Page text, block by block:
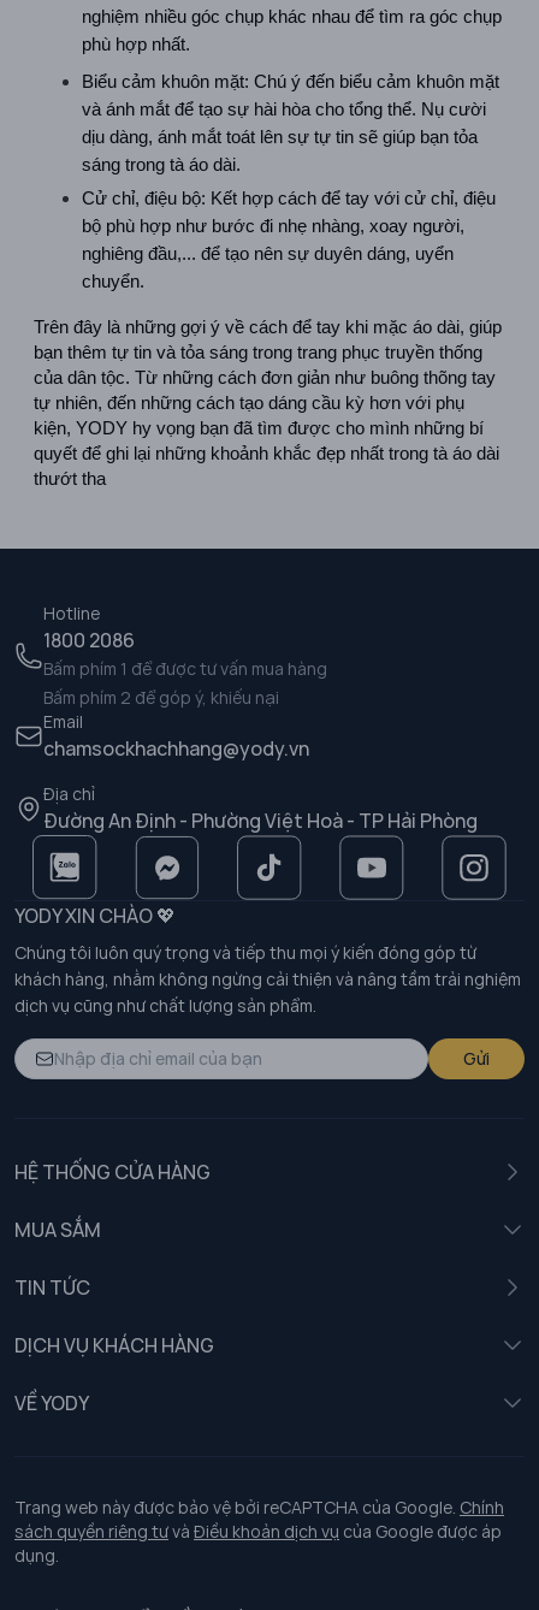
nghiệm nhiều góc chụp khác nhau để tìm ra góc chụp
phù hợp nhất.
Biểu cảm khuôn mặt: Chú ý đến biểu cảm khuôn mặt
và ánh mắt để tạo sự hài hòa cho tổng thể. Nụ cười
dịu dàng, ánh mắt toát lên sự tự tin sẽ giúp bạn tỏa
sáng trong tà áo dài.
Cử chỉ, điệu bộ: Kết hợp cách để tay với cử chỉ, điệu
bộ phù hợp như bước đi nhẹ nhàng, xoay người,
nghiêng đầu,... để tạo nên sự duyên dáng, uyển
chuyển.
Trên đây là những gợi ý về cách để tay khi mặc áo dài, giúp
bạn thêm tự tin và tỏa sáng trong trang phục truyền thống
của dân tộc. Từ những cách đơn giản như buông thõng tay
tự nhiên, đến những cách tạo dáng cầu kỳ hơn với phụ
kiện, YODY hy vọng bạn đã tìm được cho mình những bí
quyết để ghi lại những khoảnh khắc đẹp nhất trong tà áo dài
thướt tha
Hotline
1800 2086
Bấm phím 1 để được tư vấn mua hàng
Bấm phím 2 để góp ý, khiếu nại
Email
chamsockhachhang@yody.vn
Địa chỉ
Đường An Định - Phường Việt Hoà - TP Hải Phòng
YODY XIN CHÀO 💖
Chúng tôi luôn quý trọng và tiếp thu mọi ý kiến đóng góp từ
khách hàng, nhằm không ngừng cải thiện và nâng tầm trải nghiệm
dịch vụ cũng như chất lượng sản phẩm.
Gửi
HỆ THỐNG CỬA HÀNG
MUA SẮM
TIN TỨC
DỊCH VỤ KHÁCH HÀNG
Chính sách khách hàng thân thiết
Chính sách bảo vệ dữ liệu cá nhân
Chính sách thanh toán, giao nhận
VỀ YODY
Tuyển dụng
Trang web này được bảo vệ bởi reCAPTCHA của Google. Chính
sách quyền riêng tưvà Điều khoản dịch vụ của Google được áp
dụng.